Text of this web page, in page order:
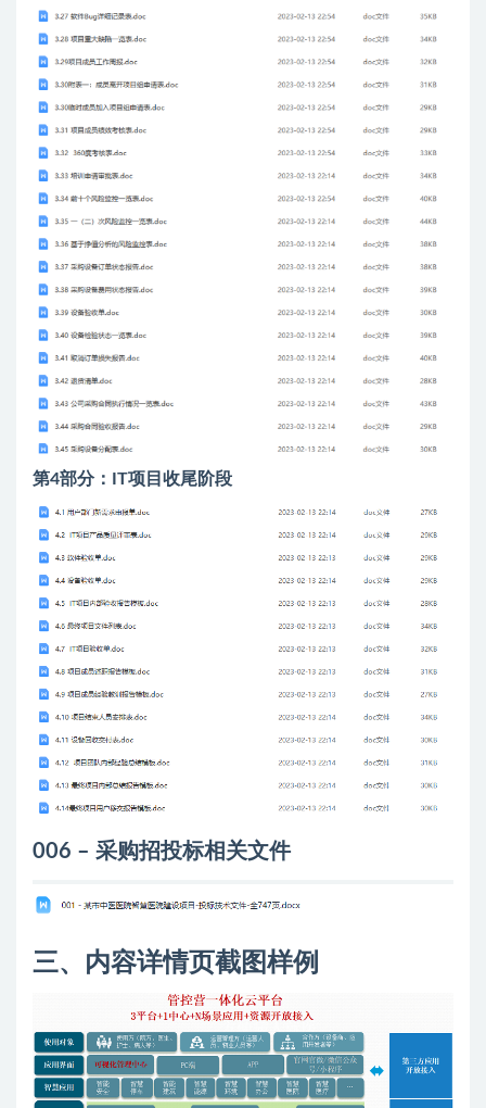
第4部分：IT项目收尾阶段
006 – 采购招投标相关文件
三、内容详情页截图样例